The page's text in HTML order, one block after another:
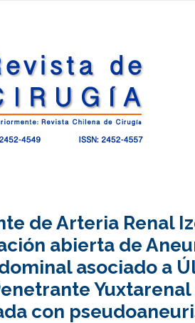
de Arteria Renal
abierta de
asociado a
Yuxtarenal
con